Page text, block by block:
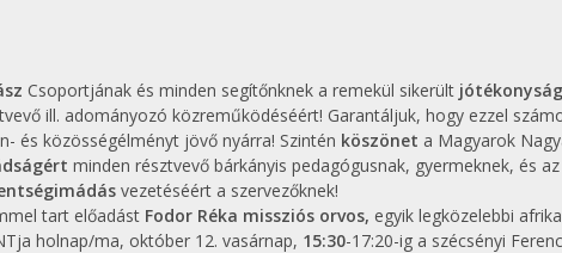
Csoportjának és minden segítőnknek a remekül sikerült
ill. adományozó közreműködéséért! Garantáljuk, hogy ezzel
és közösségélményt jövő nyárra! Szintén köszönet a Magyarok
minden résztvevő bárkányis pedagógusnak, gyermeknek, és
vezetéséért a szervezőknek!
tart előadást Fodor Réka missziós orvos, egyik legközelebbi
holnap/ma, október 12. vasárnap, 15:30-17:20-ig a szécsényi